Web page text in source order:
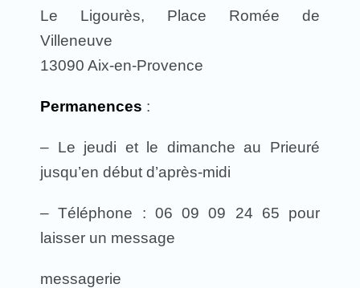
Le Ligourès, Place Romée de
Villeneuve
13090 Aix-en-Provence
Permanences :
– Le jeudi et le dimanche au Prieuré
jusqu’en début d’après-midi
– Téléphone : 06 09 09 24 65 pour
laisser un message
messagerie